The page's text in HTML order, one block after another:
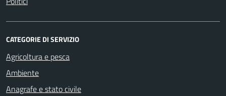
CATEGORIE DI SERVIZIO
Agricoltura e pesca
Ambiente
Anagrafe e stato civile